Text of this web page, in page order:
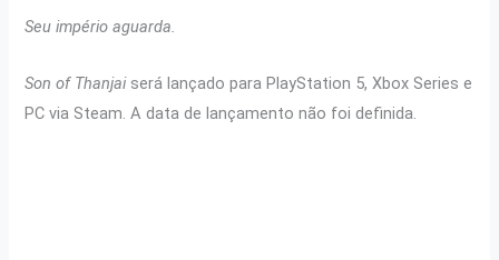
Seu império aguarda.
Son of Thanjaiserá lançado para PlayStation 5, Xbox Series e
PC via Steam. A data de lançamento não foi definida.